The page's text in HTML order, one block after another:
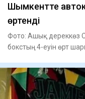
Шымкентте
өртенді
Фото: Ашық дереккөз
бокстың 4-еуін өрт